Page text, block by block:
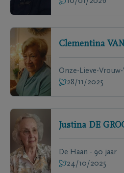
Clementina
Onze-Lieve-Vrouw-
28/11/2025
Justina DE
De Haan - 90 jaar
24/10/2025